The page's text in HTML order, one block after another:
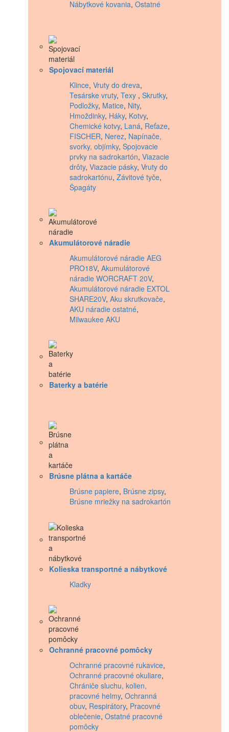
Nábytkové kovania, Ostatné
Spojovací materiál
Klince, Vruty do dreva,
Tesárske vruty, Texy , Skrutky,
Podložky, Matice, Nity,
Hmoždinky, Háky, Kotvy,
Chemické kotvy, Laná, Reťaze,
FISCHER, Nerez, Napínače,
svorky, objímky, Spojovacie
prvky na sadrokartón, Viazacie
drôty, Viazacie pásky, Vruty do
sadrokartónu, Závitové tyče,
Špagáty
Akumulátorové náradie
Akumulátorové náradie AEG
PRO18V, Akumulátorové
náradie WORCRAFT 20V,
Akumulátorové náradie EXTOL
SHARE20V, Aku skrutkovače,
AKU náradie ostatné,
Milwaukee AKU
Baterky a batérie
Brúsne plátna a kartáče
Brúsne papiere, Brúsne zipsy,
Brúsne mriežky na sadrokartón
Kolieska transportné a nábytkové
Kladky
Ochranné pracovné pomôcky
Ochranné pracovné rukavice,
Ochranné pracovné okuliare,
Chrániče sluchu, kolien,
pracovné helmy, Ochranná
obuv, Respirátory, Pracovné
oblečenie, Ostatné pracovné
pomôcky